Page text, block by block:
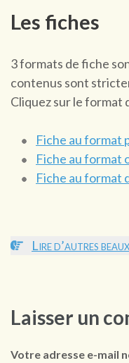
Les fiches
3 formats de fiche
contenus sont
Cliquez sur le format
Fiche au format
Fiche au format
Fiche au format
Lire d’autres
Laisser un
Votre adresse e-mail